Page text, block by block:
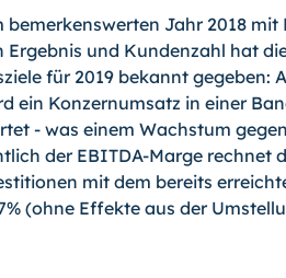
bemerkenswerten Jahr 2018 mit
Ergebnis und Kundenzahl hat
für 2019 bekannt gegeben:
ein Konzernumsatz in einer
- was einem Wachstum
der EBITDA-Marge rechnet
mit dem bereits
(ohne Effekte aus der